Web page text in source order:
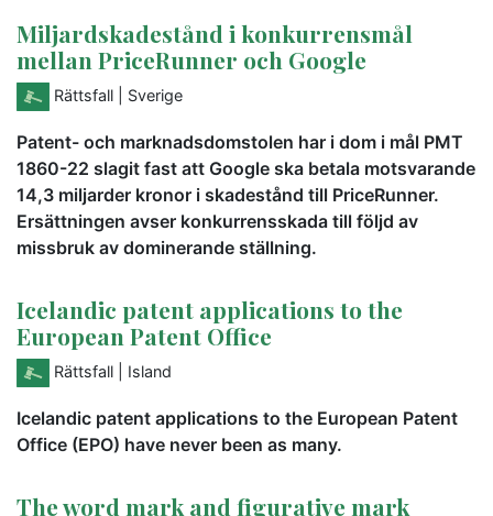
Miljardskadestånd i konkurrensmål
mellan PriceRunner och Google
Rättsfall | Sverige
Patent- och marknadsdomstolen har i dom i mål PMT
1860-22 slagit fast att Google ska betala motsvarande
14,3 miljarder kronor i skadestånd till PriceRunner.
Ersättningen avser konkurrensskada till följd av
missbruk av dominerande ställning.
Icelandic patent applications to the
European Patent Office
Rättsfall | Island
Icelandic patent applications to the European Patent
Office (EPO) have never been as many.
The word mark and figurative mark